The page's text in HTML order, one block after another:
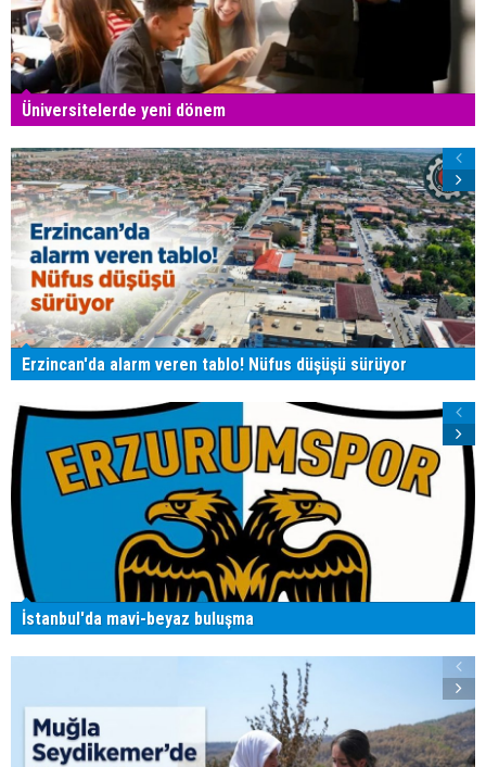
Üniversitelerde yeni dönem
Erzincan'da alarm veren tablo! Nüfus düşüşü sürüyor
İstanbul'da mavi-beyaz buluşma